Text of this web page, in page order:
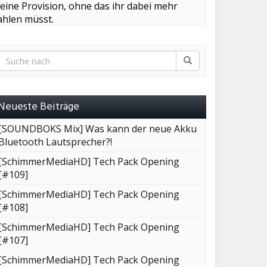
Provision, ohne das ihr dabei mehr
müsst.
Beiträge
Mix] Was kann der neue Akku
Lautsprecher?!
Tech Pack Opening
Tech Pack Opening
Tech Pack Opening
Tech Pack Opening